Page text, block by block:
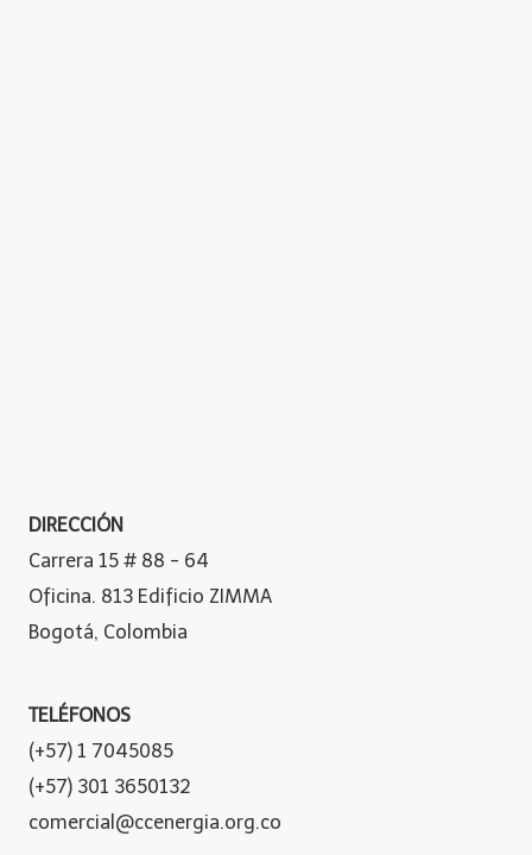
DIRECCIÓN
Carrera 15 # 88 - 64
Oficina. 813 Edificio ZIMMA
Bogotá, Colombia
TELÉFONOS
(+57) 1 7045085
(+57) 301 3650132
comercial@ccenergia.org.co